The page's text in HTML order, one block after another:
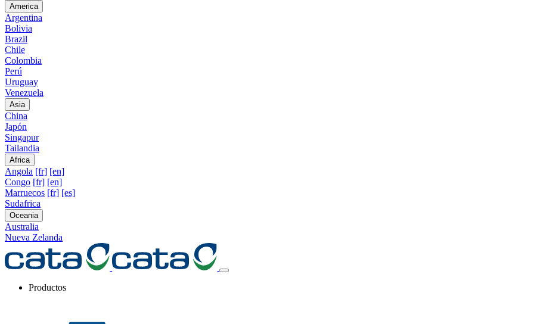
America
Argentina
Bolivia
Brazil
Chile
Colombia
Perú
Uruguay
Venezuela
Asia
China
Japón
Singapur
Tailandia
Africa
Angola [fr] [en]
Congo [fr] [en]
Marruecos [fr] [es]
Sudafrica
Oceania
Australia
Nueva Zelanda
Productos